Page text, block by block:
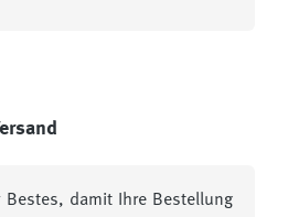
Bestes, damit Ihre Bestellung